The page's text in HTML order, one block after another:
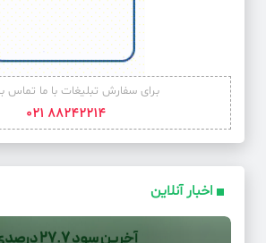
برای سفارش تبلیغات با ما تماس
88242214 021
اخبار آنلاین